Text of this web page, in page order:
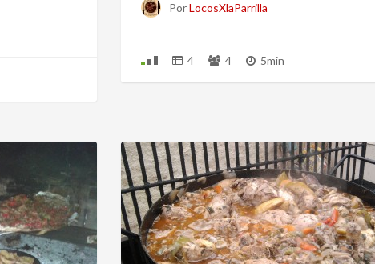
PorLocosXlaParrilla
4 4 5min